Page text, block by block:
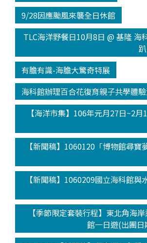
9/28因應颱風來襲全日休館
TLC海洋野餐日10月8日 @ 基隆 海
有膽有識-海膽大驚奇特展
海科館辦理百合花復育親子共學體
【海洋市集】106年元月27日~2
【新聞稿】1060120「博物館尋寶
【新聞稿】1060209國立海科館與
【季節限定套裝行程】東北角海
館一日遊(出團